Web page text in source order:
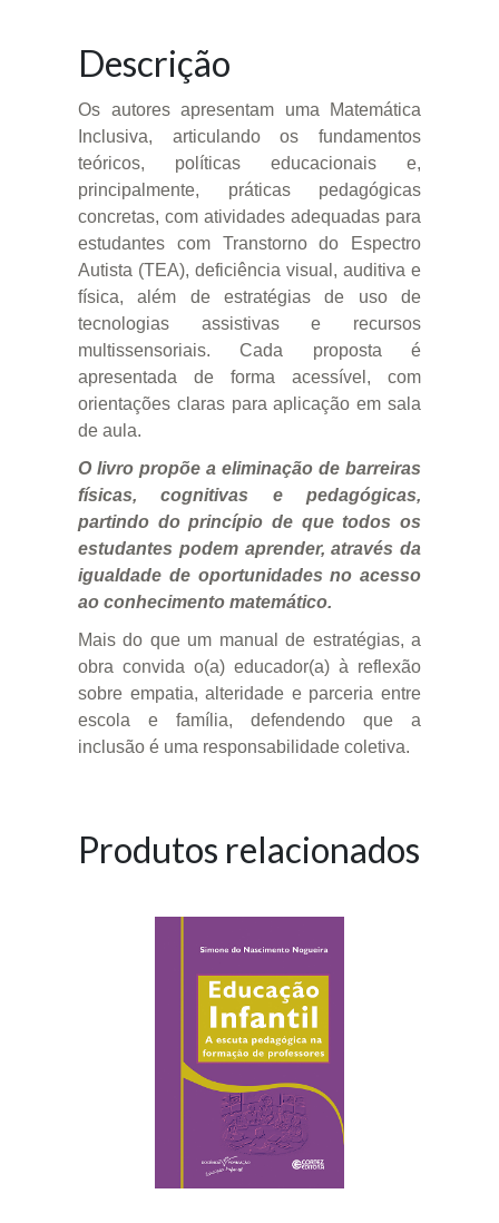
Descrição
Os autores apresentam uma Matemática
Inclusiva, articulando os fundamentos
teóricos, políticas educacionais e,
principalmente, práticas pedagógicas
concretas, com atividades adequadas para
estudantes com Transtorno do Espectro
Autista (TEA), deficiência visual, auditiva e
física, além de estratégias de uso de
tecnologias assistivas e recursos
multissensoriais. Cada proposta é
apresentada de forma acessível, com
orientações claras para aplicação em sala
de aula.
O livro propõe a eliminação de barreiras
físicas, cognitivas e pedagógicas,
partindo do princípio de que todos os
estudantes podem aprender, através da
igualdade de oportunidades no acesso
ao conhecimento matemático.
Mais do que um manual de estratégias, a
obra convida o(a) educador(a) à reflexão
sobre empatia, alteridade e parceria entre
escola e família, defendendo que a
inclusão é uma responsabilidade coletiva.
Produtos relacionados